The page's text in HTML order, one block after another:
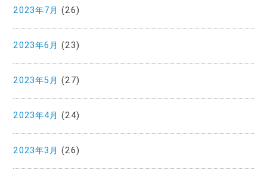
2023年7月 (26)
2023年6月 (23)
2023年5月 (27)
2023年4月 (24)
2023年3月 (26)